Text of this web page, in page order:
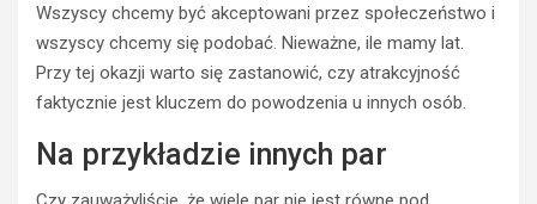
Wszyscy chcemy być akceptowani przez społeczeństwo i
wszyscy chcemy się podobać. Nieważne, ile mamy lat.
Przy tej okazji warto się zastanowić, czy atrakcyjność
faktycznie jest kluczem do powodzenia u innych osób.
Na przykładzie innych par